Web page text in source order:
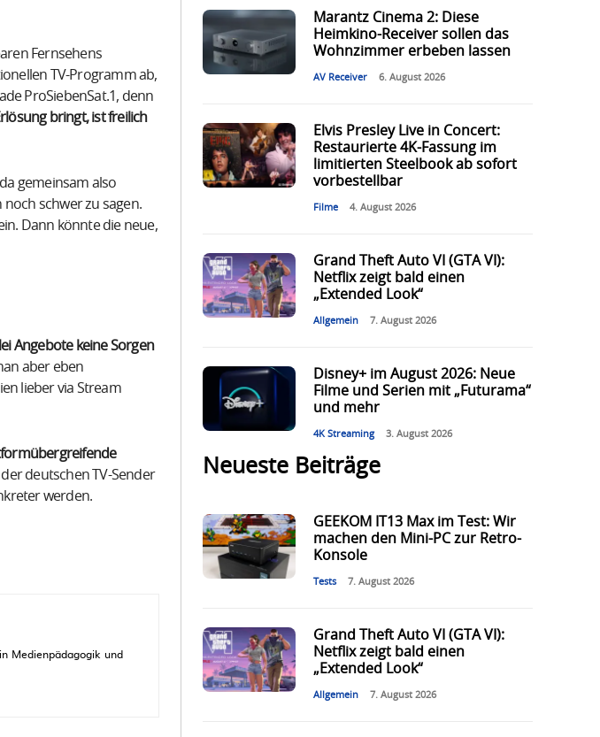
Fernsehens
TV-Programm ab,
ProSiebenSat.1, denn
bringt, ist freilich
gemeinsam also
noch schwer zu sagen.
Dann könnte die neue,
Angebote keine Sorgen
aber eben
lieber via Stream
deutschen TV-Sender
werden.
Medienpädagogik und
Marantz Cinema 2: Diese
Heimkino-Receiver sollen das
Wohnzimmer erbeben lassen
AV Receiver 6. August 2026
Elvis Presley Live in Concert:
Restaurierte 4K-Fassung im
limitierten Steelbook ab sofort
vorbestellbar
Filme 4. August 2026
Grand Theft Auto VI (GTA VI):
Netflix zeigt bald einen
„Extended Look“
Allgemein 7. August 2026
Disney+ im August 2026: Neue
Filme und Serien mit „Futurama“
und mehr
4K Streaming 3. August 2026
Neueste Beiträge
GEEKOM IT13 Max im Test: Wir
machen den Mini-PC zur Retro-
Konsole
Tests 7. August 2026
Grand Theft Auto VI (GTA VI):
Netflix zeigt bald einen
„Extended Look“
Allgemein 7. August 2026